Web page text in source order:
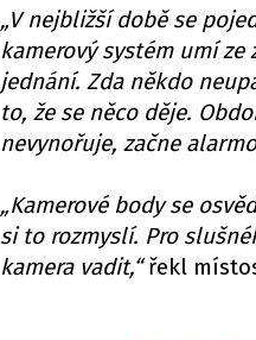
„V nejbližší době se
kamerový systém umí
jednání. Zda někdo
to, že se něco děje.
nevynořuje, začne
„Kamerové body se
si to rozmyslí. Pro
kamera vadit,“řekl